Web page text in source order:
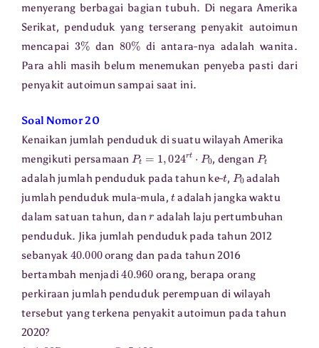
menyerang berbagai bagian tubuh. Di negara Amerika
Serikat, penduduk yang terserang penyakit autoimun
mencapai 3% dan 80% di antara-nya adalah wanita.
Para ahli masih belum menemukan penyeba pasti dari
penyakit autoimun sampai saat ini.
Soal Nomor 20
Kenaikan jumlah penduduk di suatu wilayah Amerika
mengikuti persamaan Pt 024r t⋅P 0 , dengan Pt
adalah jumlah penduduk pada tahun ke- , P0 adalah
jumlah penduduk mula-mula, adalah jangka waktu
dalam satuan tahun, dan adalah laju pertumbuhan
penduduk. Jika jumlah penduduk pada tahun 2012
sebanyak 40.000orang dan pada tahun 2016
bertambah menjadi 40.960orang, berapa orang
perkiraan jumlah penduduk perempuan di wilayah
tersebut yang terkena penyakit autoimun pada tahun
2020?
1.007 5.198